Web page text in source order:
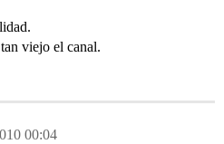
viejo el canal.
00:04